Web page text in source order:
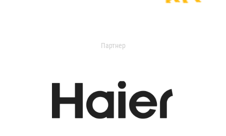
Партнер